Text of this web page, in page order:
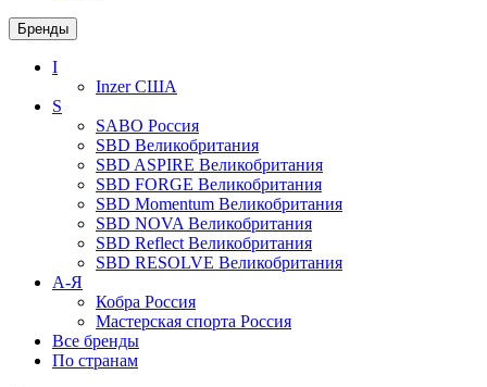
Бренды
I
InzerСША
S
SABO Россия
SBD Великобритания
SBD ASPIRE Великобритания
SBD FORGE Великобритания
SBD Momentum Великобритания
SBD NOVA Великобритания
SBD Reflect Великобритания
SBD RESOLVE Великобритания
А-Я
Кобра Россия
Мастерская спорта Россия
Все бренды
По странам